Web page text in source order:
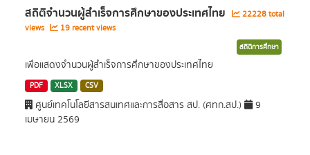
สถิติจำนวนผู้สำเร็จการศึกษาของประเทศไทย
22228 total
views
19 recent views
สถิติการศึกษา
เพื่อแสดงจำนวนผู้สำเร็จการศึกษาของประเทศไทย
PDF XLSX CSV
ศูนย์เทคโนโลยีสารสนเทศและการสื่อสาร สป. (ศทก.สป.)
9
เมษายน 2569